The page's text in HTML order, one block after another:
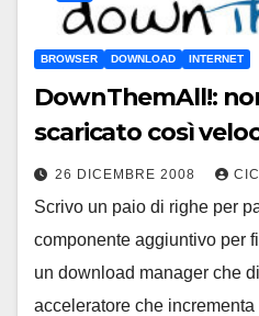
BROWSER DOWNLOAD INTERNET
DownThemAll!:
scaricato così
26 DICEMBRE 2008
Scrivo un paio di righe per
componente aggiuntivo per
un download manager che
acceleratore che